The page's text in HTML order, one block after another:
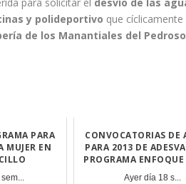
y polideportivo que cíclicamente
de los Manantiales del
PARA
MUJER EN
CONVOCATORIAS DE
PARA 2013 DE
PROGRAMA ENFOQUE
Ayer día 18 s...